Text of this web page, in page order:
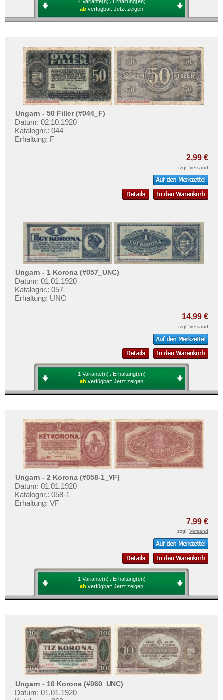
4 Variante(n) / Erhaltung(en)
ab verfügbar: Jetzt zeigen
Ungarn - 50 Filler (#044_F)
Datum: 02.10.1920
Katalognr.: 044
Erhaltung: F
2,99 €
zzgl. Versand
Ungarn - 1 Korona (#057_UNC)
Datum: 01.01.1920
Katalognr.: 057
Erhaltung: UNC
14,99 €
zzgl. Versand
1 Variante(n) / Erhaltung(en)
ab verfügbar: Jetzt zeigen
Ungarn - 2 Korona (#058-1_VF)
Datum: 01.01.1920
Katalognr.: 058-1
Erhaltung: VF
7,99 €
zzgl. Versand
1 Variante(n) / Erhaltung(en)
ab verfügbar: Jetzt zeigen
Ungarn - 10 Korona (#060_UNC)
Datum: 01.01.1920